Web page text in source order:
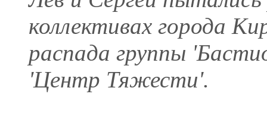
коллективах города
распада группы
'Центр Тяжести'.